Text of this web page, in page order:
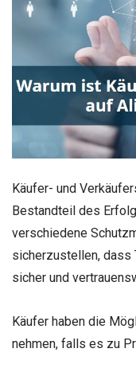
Käufer- und
Bestandteil des
verschiedene
sicherzustellen, dass
sicher und
Käufer haben die
nehmen, falls es zu